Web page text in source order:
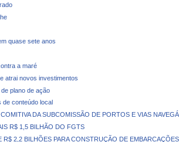
quase sete anos
a maré
atrai novos investimentos
plano de ação
conteúdo local
DA SUBCOMISSÃO DE PORTOS E VIAS
R$ 1,5 BILHÃO DO FGTS
2,2 BILHÕES PARA CONSTRUÇÃO DE EMBARCAÇÕES